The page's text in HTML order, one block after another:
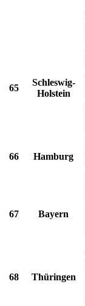
65
Schleswig-
Holstein
66 Hamburg
67 Bayern
68 Thüringen